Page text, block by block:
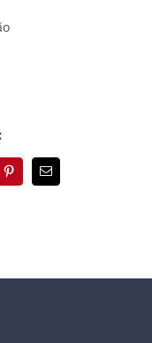
Pinterest
E-
mail